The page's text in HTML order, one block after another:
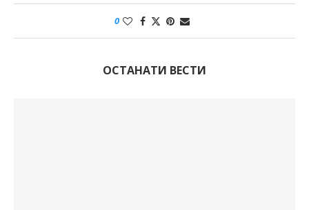
0
ОСТАНАТИ ВЕСТИ